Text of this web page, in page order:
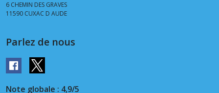
6 CHEMIN DES GRAVES
11590 CUXAC D AUDE
Parlez de nous
Note globale : 4,9/5